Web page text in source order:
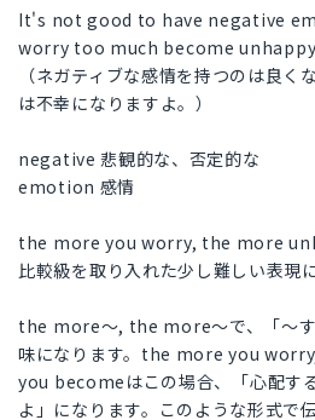
It's not good to have negative
worry too much become
（ネガティブな感情を持つのは良く
は不幸になりますよ。）
negative 悲観的な、否定的な
emotion 感情
the more you worry, the more
比較級を取り入れた少し難しい表現
the more～, the more～で、「～す
味になります。the more you
you becomeはこの場合、「心配す
よ」になります。このような形式